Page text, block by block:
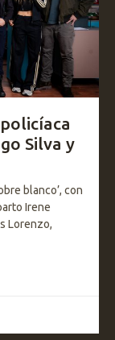
Silva y
blanco’, con
Irene
Lorenzo,